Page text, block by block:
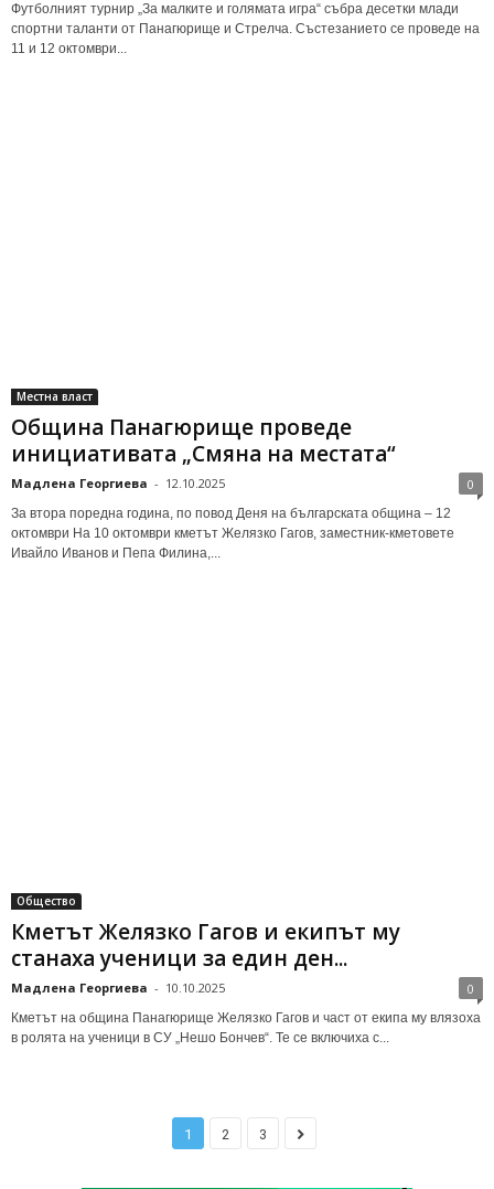
Футболният турнир „За малките и голямата игра“ събра десетки млади
спортни таланти от Панагюрище и Стрелча. Състезанието се проведе на
11 и 12 октомври...
Местна власт
Община Панагюрище проведе
инициативата „Смяна на местата“
Мадлена Георгиева - 12.10.2025 0
За втора поредна година, по повод Деня на българската община – 12
октомври На 10 октомври кметът Желязко Гагов, заместник-кметовете
Ивайло Иванов и Пепа Филина,...
Общество
Кметът Желязко Гагов и екипът му
станаха ученици за един ден...
Мадлена Георгиева - 10.10.2025 0
Кметът на община Панагюрище Желязко Гагов и част от екипа му влязоха
в ролята на ученици в СУ „Нешо Бончев“. Те се включиха с...
1 2 3